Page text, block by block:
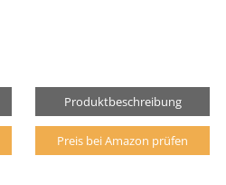
Produktbeschreibung
Preis bei Amazon prüfen